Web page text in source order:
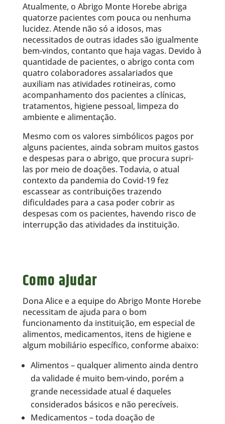
Atualmente, o Abrigo Monte Horebe abriga
quatorze pacientes com pouca ou nenhuma
lucidez. Atende não só a idosos, mas
necessitados de outras idades são igualmente
bem-vindos, contanto que haja vagas. Devido à
quantidade de pacientes, o abrigo conta com
quatro colaboradores assalariados que
auxiliam nas atividades rotineiras, como
acompanhamento dos pacientes a clínicas,
tratamentos, higiene pessoal, limpeza do
ambiente e alimentação.
Mesmo com os valores simbólicos pagos por
alguns pacientes, ainda sobram muitos gastos
e despesas para o abrigo, que procura supri-
las por meio de doações. Todavia, o atual
contexto da pandemia do Covid-19 fez
escassear as contribuições trazendo
dificuldades para a casa poder cobrir as
despesas com os pacientes, havendo risco de
interrupção das atividades da instituição.
Como ajudar
Dona Alice e a equipe do Abrigo Monte Horebe
necessitam de ajuda para o bom
funcionamento da instituição, em especial de
alimentos, medicamentos, itens de higiene e
algum mobiliário específico, conforme abaixo:
Alimentos – qualquer alimento ainda dentro
da validade é muito bem-vindo, porém a
grande necessidade atual é daqueles
considerados básicos e não perecíveis.
Medicamentos – toda doação de